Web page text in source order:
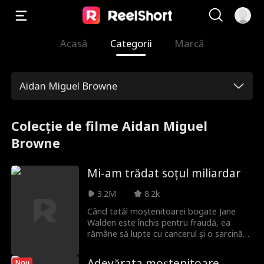
Acasă Categorii Marcă
Aidan Miguel Browne
Colecție de filme Aidan Miguel
Browne
Mi-am trădat soțul miliardar
3.2M
8.2k
Când tatăl moștenitoarei bogate Jane
Walden este închis pentru fraudă, ea
rămâne să lupte cu cancerul și o sarcină
protejeze logodnicul și noua lui companie